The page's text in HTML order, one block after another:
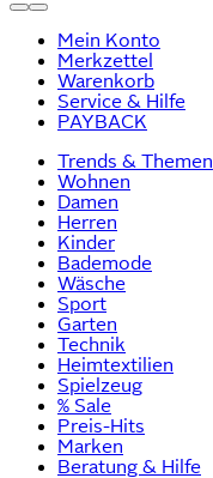
Mein Konto
Merkzettel
Warenkorb
Service & Hilfe
PAYBACK
Trends & Themen
Wohnen
Damen
Herren
Kinder
Bademode
Wäsche
Sport
Garten
Technik
Heimtextilien
Spielzeug
% Sale
Preis-Hits
Marken
Beratung & Hilfe